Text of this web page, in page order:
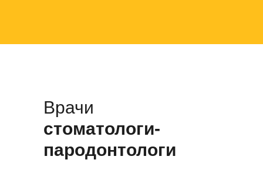
Врачи
стоматологи-
пародонтологи